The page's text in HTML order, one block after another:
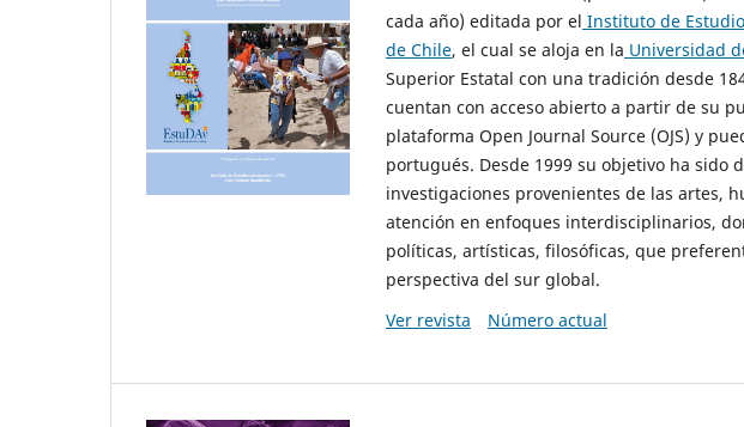
cada año) editada por el Instituto de
de Chile, el cual se aloja en la Universidad
Superior Estatal con una tradición desde
cuentan con acceso abierto a partir de su
plataforma Open Journal Source (OJS) y
portugués. Desde 1999 su objetivo ha
investigaciones provenientes de las artes,
atención en enfoques interdisciplinarios,
políticas, artísticas, filosóficas, que
perspectiva del sur global.
Ver revista
Número actual